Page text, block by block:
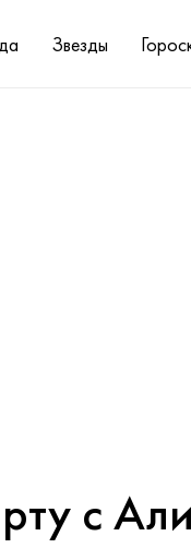
Звезды
с